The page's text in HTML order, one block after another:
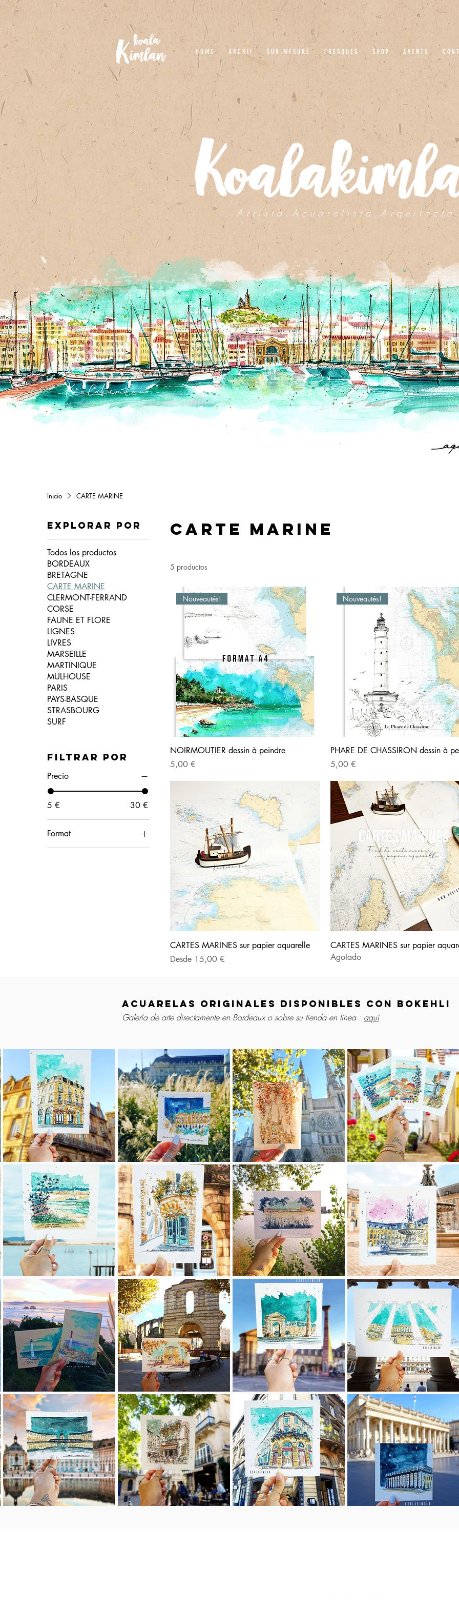
H O M E A R C H I ! S U R . M E S U R E F R E S Q U E S S H O P E V E N T S C O N
A r t i s t a . A c u a r e l i s t a . A r q u i t e c t a
Inicio CARTE MARINE
Explorar por
Todos los productos
BORDEAUX
BRETAGNE
CARTE MARINE
CLERMONT-FERRAND
CORSE
FAUNE ET FLORE
LIGNES
LIVRES
MARSEILLE
MARTINIQUE
MULHOUSE
PARIS
PAYS-BASQUE
STRASBOURG
SURF
Filtrar por
Precio
5 € 30 €
Format
A4
CARTE MARINE
5 productos
Nouveautés!
NOIRMOUTIER dessin à peindre
Precio
5,00 €
Nouveautés!
PHARE DE CHASSIRON dessin à
Precio
5,00 €
CARTES MARINES sur papier aquarelle
Desde 15,00 €
Precio de oferta
CARTES MARINES sur papier
Agotado
acuarelas originales disponibles con Bokehli
Galería de arte directamente en Bordeaux o sobre su tienda en línea : aquí